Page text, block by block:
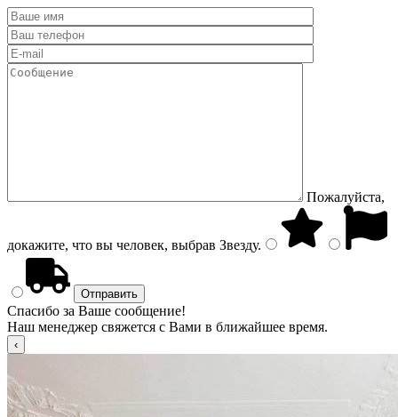
Пожалуйста,
докажите, что вы человек, выбрав Звезду.
Спасибо за Ваше сообщение!
Наш менеджер свяжется с Вами в ближайшее время.